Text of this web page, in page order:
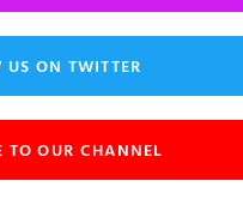
US ON TWITTER
TO OUR CHANNEL